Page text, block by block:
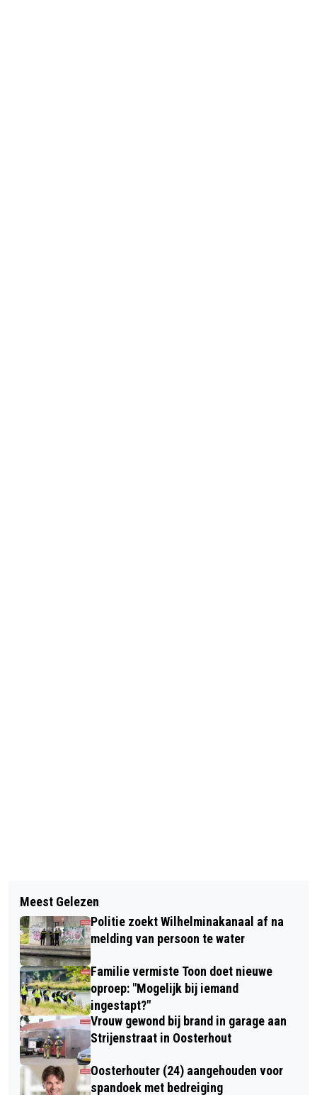
VIER PARTIJEN ZETTEN STAP NAAR
NIEUW COLLEGE
OPENINGSTIJDEN VAN DE
OOSTERHOUTSE SUPERMARKTEN
TIJDENS HEMELVAARTSDAG 2026
Meest Gelezen
Politie zoekt Wilhelminakanaal af na
melding van persoon te water
Familie vermiste Toon doet nieuwe
oproep: "Mogelijk bij iemand
ingestapt?"
Vrouw gewond bij brand in garage aan
Strijenstraat in Oosterhout
Oosterhouter (24) aangehouden voor
spandoek met bedreiging